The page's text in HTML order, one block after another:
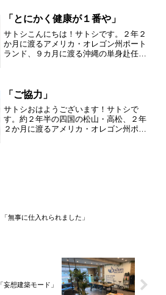
した。２０２１年３月９日よ...
「とにかく健康が１番や」
サトシこんにちは！サトシです。２年２
か月に渡るアメリカ・オレゴン州ポート
ランド、９カ月に渡る沖縄の単身赴任の
品川区南大井で不動産を主...
「ご協力」
サトシおはようございます！サトシで
す。約２年半の四国の松山・高松、２年
２か月に渡るアメリカ・オレゴン州ポー
「無事に仕入れられました」
「妄想建築モード」